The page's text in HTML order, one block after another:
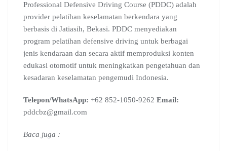
Professional Defensive Driving Course (PDDC) adalah
provider pelatihan keselamatan berkendara yang
berbasis di Jatiasih, Bekasi. PDDC menyediakan
program pelatihan defensive driving untuk berbagai
jenis kendaraan dan secara aktif memproduksi konten
edukasi otomotif untuk meningkatkan pengetahuan dan
kesadaran keselamatan pengemudi Indonesia.
Telepon/WhatsApp: +62 852-1050-9262 Email:
pddcbz@gmail.com
Baca juga :